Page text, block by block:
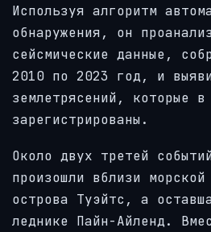
Используя алгоритм
обнаружения, он
сейсмические данные,
2010 по 2023 год, и
землетрясений, которые
зарегистрированы.
Около двух третей
произошли вблизи морской
острова Туэйтс, а
леднике Пайн-Айленд.